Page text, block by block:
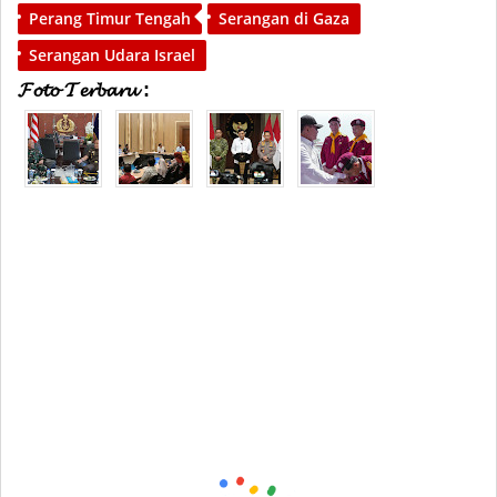
Perang Timur Tengah
Serangan di Gaza
Serangan Udara Israel
𝓕𝓸𝓽𝓸 𝓣𝓮𝓻𝓫𝓪𝓻𝓾 :